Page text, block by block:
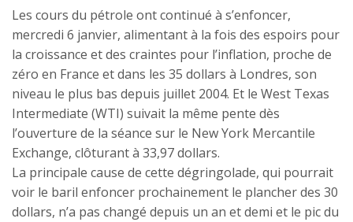
Les cours du pétrole ont continué à s’enfoncer,
mercredi 6 janvier, alimentant à la fois des espoirs pour
la croissance et des craintes pour l’inflation, proche de
zéro en France et dans les 35 dollars à Londres, son
niveau le plus bas depuis juillet 2004. Et le West Texas
Intermediate (WTI) suivait la même pente dès
l’ouverture de la séance sur le New York Mercantile
Exchange, clôturant à 33,97 dollars.
La principale cause de cette dégringolade, qui pourrait
voir le baril enfoncer prochainement le plancher des 30
dollars, n’a pas changé depuis un an et demi et le pic du